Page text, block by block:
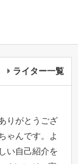
ライター一覧
りがとうござ
ゃんです。よ
い自己紹介を